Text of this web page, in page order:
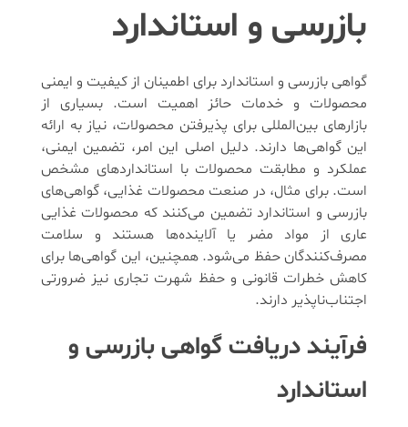
بازرسی و استاندارد
گواهی بازرسی و استاندارد برای اطمینان از کیفیت و ایمنی
محصولات و خدمات حائز اهمیت است. بسیاری از
بازارهای بین‌المللی برای پذیرفتن محصولات، نیاز به ارائه
این گواهی‌ها دارند. دلیل اصلی این امر، تضمین ایمنی،
عملکرد و مطابقت محصولات با استانداردهای مشخص
است. برای مثال، در صنعت محصولات غذایی، گواهی‌های
بازرسی و استاندارد تضمین می‌کنند که محصولات غذایی
عاری از مواد مضر یا آلاینده‌ها هستند و سلامت
مصرف‌کنندگان حفظ می‌شود. همچنین، این گواهی‌ها برای
کاهش خطرات قانونی و حفظ شهرت تجاری نیز ضرورتی
اجتناب‌ناپذیر دارند.
فرآیند دریافت گواهی بازرسی و
استاندارد